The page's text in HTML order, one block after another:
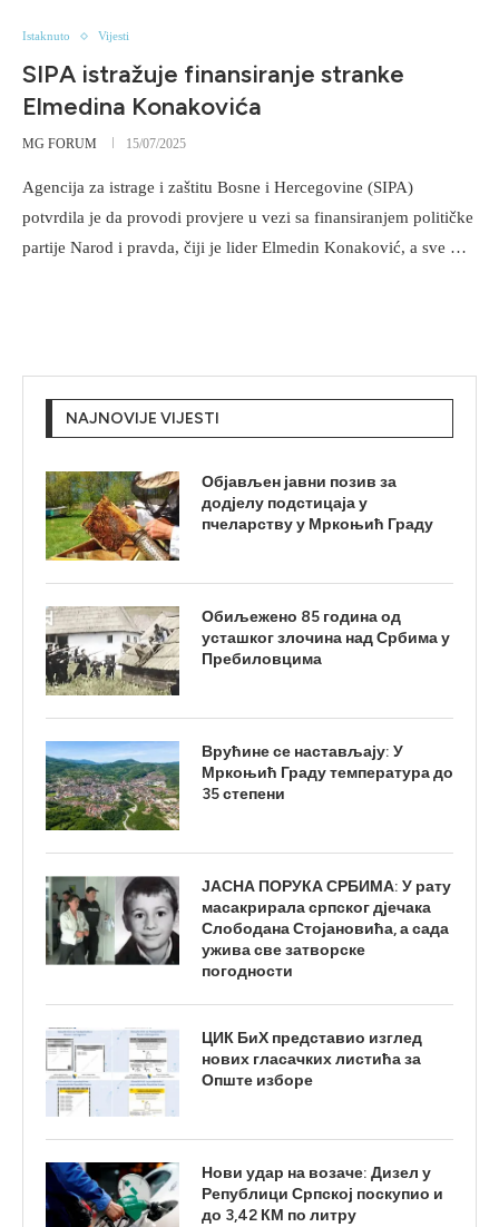
Istaknuto Vijesti
SIPA istražuje finansiranje stranke
Elmedina Konakovića
MG FORUM 15/07/2025
Agencija za istrage i zaštitu Bosne i Hercegovine (SIPA)
potvrdila je da provodi provjere u vezi sa finansiranjem političke
partije Narod i pravda, čiji je lider Elmedin Konaković, a sve …
NAJNOVIJE VIJESTI
Објављен јавни позив за
додјелу подстицаја у
пчеларству у Мркоњић Граду
Обиљежено 85 година од
усташког злочина над Србима у
Пребиловцима
Врућине се настављају: У
Мркоњић Граду температура до
35 степени
ЈАСНА ПОРУКА СРБИМА: У рату
масакрирала српског дјечака
Слободана Стојановића, а сада
ужива све затворске
погодности
ЦИК БиХ представио изглед
нових гласачких листића за
Опште изборе
Нови удар на возаче: Дизел у
Републици Српској поскупио и
до 3,42 КМ по литру